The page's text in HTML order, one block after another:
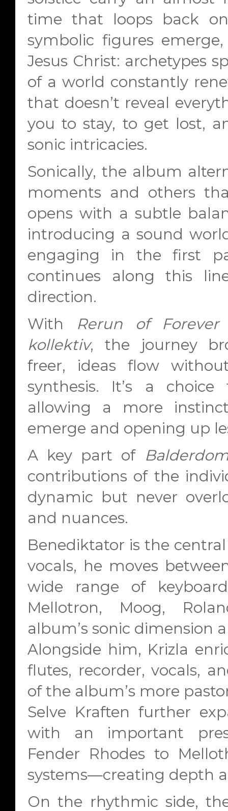
time that loops back
symbolic figures
Jesus Christ: archetypes
of a world constantly
that doesn’t reveal
you to stay, to get lost,
sonic intricacies.
Sonically, the album
moments and others
opens with a subtle
introducing a sound
engaging in the first
continues along this
direction.
With Rerun of Forever
kollektiv, the journey
freer, ideas flow
synthesis. It’s a choice
allowing a more
emerge and opening up
A key part of
contributions of the
dynamic but never
and nuances.
Benediktator is the
vocals, he moves
wide range of
Mellotron, Moog,
album’s sonic dimension
Alongside him, Krizla
flutes, recorder, vocals,
of the album’s more
Selve Kraften further
with an important
Fender Rhodes to
systems—creating depth
On the rhythmic side,